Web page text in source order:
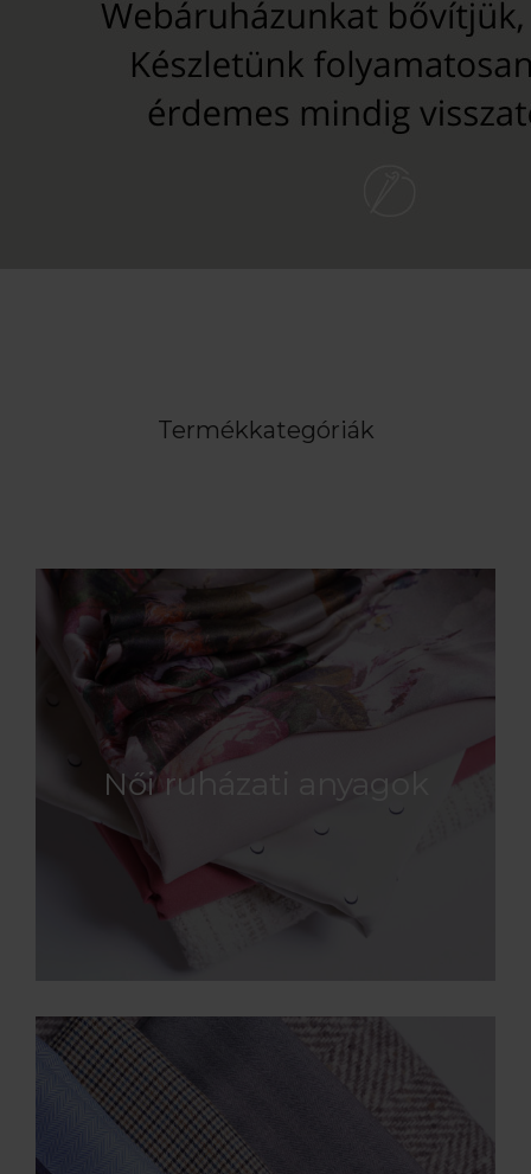
Termékkategóriák
Női ruházati anyagok